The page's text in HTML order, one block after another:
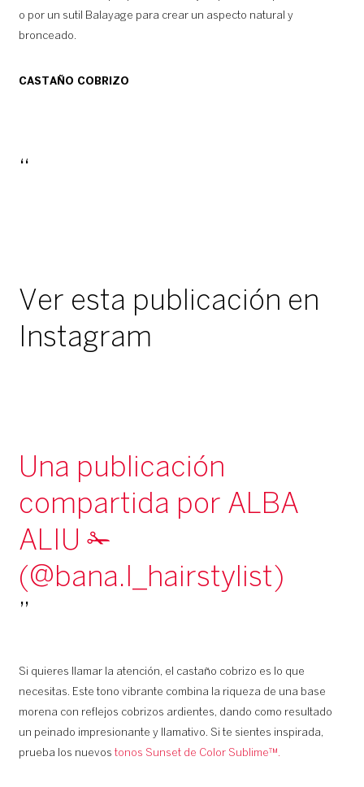
o por un sutil Balayage para crear un aspecto natural y
bronceado.
CASTAÑO COBRIZO
Ver esta publicación en
Instagram
Una publicación
compartida por ALBA
ALIU ✁
(@bana.l_hairstylist)
Si quieres llamar la atención, el castaño cobrizo es lo que
necesitas. Este tono vibrante combina la riqueza de una base
morena con reflejos cobrizos ardientes, dando como resultado
un peinado impresionante y llamativo. Si te sientes inspirada,
prueba los nuevos tonos Sunset de Color Sublime™.